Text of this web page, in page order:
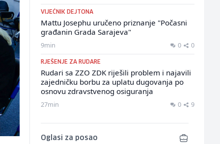
VIJEĆNIK DEJTONA
Mattu Josephu uručeno priznanje "Počasni
građanin Grada Sarajeva"
9min 0 0
RJEŠENJE ZA RUDARE
Rudari sa ZZO ZDK riješili problem i najavili
zajedničku borbu za uplatu dugovanja po
osnovu zdravstvenog osiguranja
27min 0 9
Oglasi za posao